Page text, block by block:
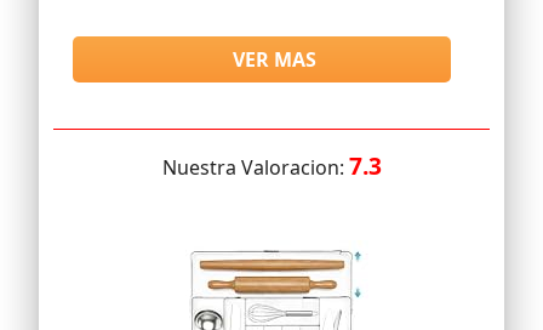
VER MAS
Nuestra Valoracion: 7.3